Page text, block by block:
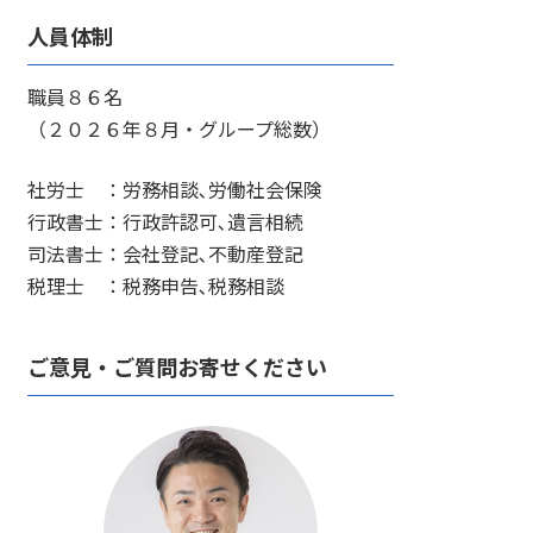
人員体制
職員８６名
（２０２６年８月・グループ総数）
社労士 ：労務相談､労働社会保険
行政書士：行政許認可､遺言相続
司法書士：会社登記､不動産登記
税理士 ：税務申告､税務相談
ご意見・ご質問お寄せください